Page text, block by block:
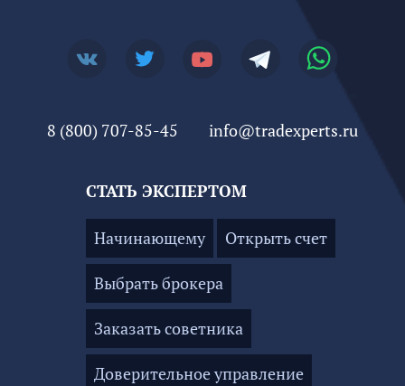
8 (800) 707-85-45 info@tradexperts.ru
СТАТЬ ЭКСПЕРТОМ
Начинающему Открыть счет
Выбрать брокера
Заказать советника
Доверительное управление